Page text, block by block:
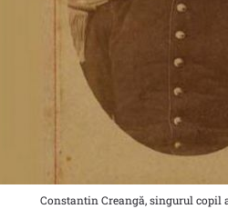
Constantin Creangă, singurul copil